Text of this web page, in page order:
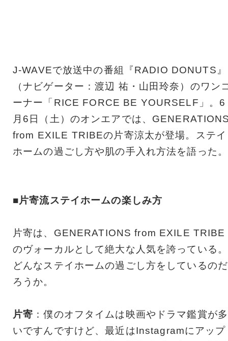
J-WAVEで放送中の番組『RADIO DONUTS』
（ナビゲーター：渡辺 祐・山田玲奈）のワン
ーナー「RICE FORCE BE YOURSELF」。6
月6日（土）のオンエアでは、
from EXILE TRIBEの片寄涼太が登場。ステイ
ホームの過ごし方や肌の手入れ方法を語った。
■片寄流ステイホームの楽しみ方
片寄は、GENERATIONS from EXILE TRIBE
のヴォーカルとして絶大な人気を誇っている。
どんなステイホームの過ごし方をしているのだ
ろうか。
片寄 ：僕のオフタイムは映画やドラマ鑑賞が多
いですんですけど、最近はInstagramにアップ